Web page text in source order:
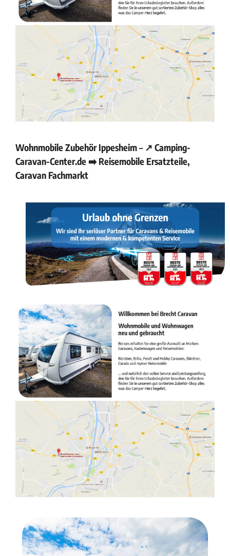
Wohnmobile Zubehör Ippesheim – ↗️ Camping-
Caravan-Center.de ➡️ Reisemobile Ersatzteile,
Caravan Fachmarkt